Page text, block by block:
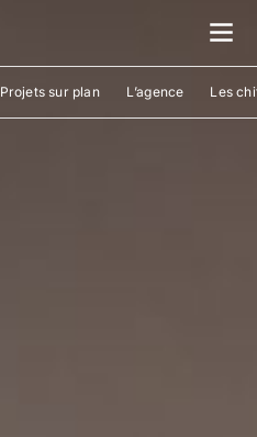
Projets sur plan L’agence Les